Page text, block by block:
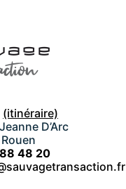
(itinéraire)
D’Arc
48 20